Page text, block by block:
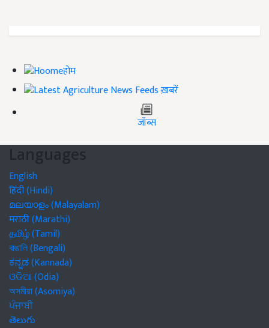
होम
ख़बरें
जॉब्स
Languages
English
हिंदी (Hindi)
മലയാളം (Malayalam)
मराठी (Marathi)
தமிழ் (Tamil)
বাঙালি (Bengali)
ಕನ್ನಡ (Kannada)
ଓଡିଆ (Odia)
অসমীয়া (Asomiya)
ਪੰਜਾਬੀ
తెలుగు